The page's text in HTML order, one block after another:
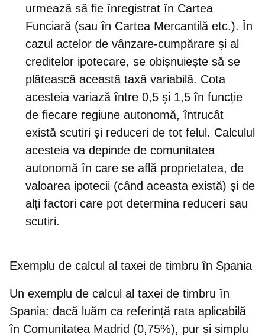
urmează să fie înregistrat în Cartea
Funciară (sau în Cartea Mercantilă etc.). În
cazul actelor de vânzare-cumpărare și al
creditelor ipotecare, se obișnuiește să se
plătească această taxă variabilă. Cota
acesteia variază între 0,5 și 1,5 în funcție
de fiecare regiune autonomă, întrucât
există scutiri și reduceri de tot felul. Calculul
acesteia va depinde de comunitatea
autonomă în care se află proprietatea, de
valoarea ipotecii (când aceasta există) și de
alți factori care pot determina reduceri sau
scutiri.
Exemplu de calcul al taxei de timbru în Spania
Un exemplu de calcul al taxei de timbru în
Spania: dacă luăm ca referință rata aplicabilă
în Comunitatea Madrid (0,75%), pur și simplu